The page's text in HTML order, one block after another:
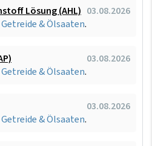
Lösung (AHL) 03.08.2026
Getreide & Ölsaaten.
03.08.2026
Getreide & Ölsaaten.
03.08.2026
Getreide & Ölsaaten.